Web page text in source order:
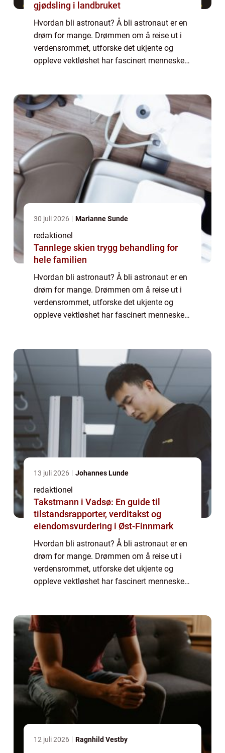
gjødsling i landbruket
Hvordan bli astronaut? Å bli astronaut er en
drøm for mange. Drømmen om å reise ut i
verdensrommet, utforske det ukjente og
oppleve vektløshet har fascinert mennesker i
opp...
30 juli 2026 Marianne Sunde
redaktionel
Tannlege skien trygg behandling for
hele familien
Hvordan bli astronaut? Å bli astronaut er en
drøm for mange. Drømmen om å reise ut i
verdensrommet, utforske det ukjente og
oppleve vektløshet har fascinert mennesker i
13 juli 2026 Johannes Lunde
redaktionel
Takstmann i Vadsø: En guide til
tilstandsrapporter, verditakst og
eiendomsvurdering i Øst-Finnmark
Hvordan bli astronaut? Å bli astronaut er en
drøm for mange. Drømmen om å reise ut i
verdensrommet, utforske det ukjente og
oppleve vektløshet har fascinert mennesker i
opp...
12 juli 2026 Ragnhild Vestby